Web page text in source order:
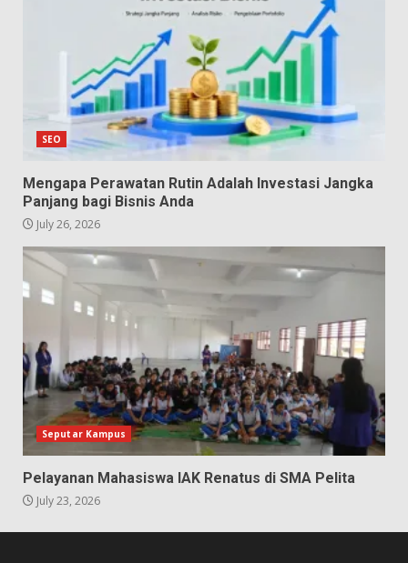
SEO
Mengapa Perawatan Rutin Adalah Investasi Jangka
Panjang bagi Bisnis Anda
July 26, 2026
Seputar Kampus
Pelayanan Mahasiswa IAK Renatus di SMA Pelita
July 23, 2026